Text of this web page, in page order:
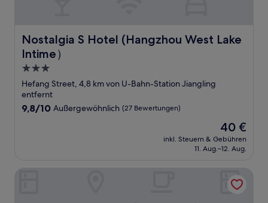
Nostalgia S Hotel (Hangzhou West Lake
Intime）
Nostalgia S Hotel (Hangzhou West Lake Intime）
3.0-
Sterne-
Unterkunft
Hefang Street, 4,8 km von U-Bahn-Station Jiangling
entfernt
9.8
9,8/10 Außergewöhnlich (27 Bewertungen)
Der
Preis
beträgt
40 €
inkl. Steuern & Gebühren
11. Aug.–12. Aug.